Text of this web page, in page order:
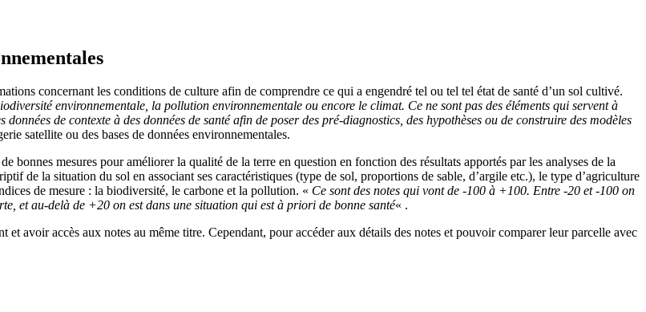
concernant les conditions de culture afin de comprendre ce qui a engendré tel ou tel tel état de santé d’un sol cultivé.
environnementale, la pollution environnementale ou encore le climat. Ce ne sont pas des éléments qui servent à
de contexte à des données de santé afin de poser des pré-diagnostics, des hypothèses ou de construire des modèles
satellite ou des bases de données environnementales.
bonnes mesures pour améliorer la qualité de la terre en question en fonction des résultats apportés par les analyses de la
de la situation du sol en associant ses caractéristiques (type de sol, proportions de sable, d’argile etc.), le type d’agriculture
de mesure : la biodiversité, le carbone et la pollution. « Ce sont des notes qui vont de -100 à +100. Entre -20 et -100 on
et au-delà de +20 on est dans une situation qui est à priori de bonne santé« .
avoir accès aux notes au même titre. Cependant, pour accéder aux détails des notes et pouvoir comparer leur parcelle avec